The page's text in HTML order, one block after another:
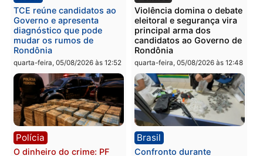
Polícia
Homem é preso após
furtar peça de picanha e
reagir a seguranças em
supermercado
quinta-feira, 06/08/2026 às 08:56
Política
Jônatas França é
na convenção e
confirmado candidato a
deputado federal pelo
Republicanos
quarta-feira, 05/08/2026 às